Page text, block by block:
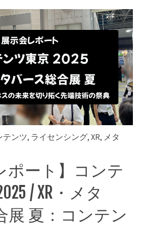
テンツ, ライセンシング, XR, メタ
ポート】コンテ
/ XR・メタ
展 夏：コンテン